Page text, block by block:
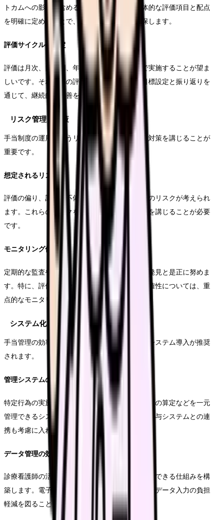
トカムへの影響も含める必要があります。具体的な評価項目と配点
を明確に定めることで、公平性と透明性を確保します。
評価サイクルの設定
評価は月次、四半期、年次など、複数の期間で実施することが望ま
しいです。それぞれの評価サイクルにおける目標設定と振り返りを
通じて、継続的な改善を図ります。
リスク管理と対策
手当制度の運用に伴うリスクを特定し、適切な対策を講じることが
重要です。
想定されるリスク
評価の偏り、記録の不備、支給額の誤算定などのリスクが考えられ
ます。これらのリスクを事前に特定し、防止策を講じることが必要
です。
モニタリング体制
定期的な監査やチェックを実施し、問題の早期発見と是正に努めま
す。特に、評価プロセスの適切性と支給額の正確性については、重
点的なモニタリングが必要です。
システム化と効率化
手当管理の効率化と正確性向上のため、適切なシステム導入が推奨
されます。
管理システムの選定
特定行為の実施記録、評価データの集計、支給額の算定などを一元
管理できるシステムを導入します。既存の人事給与システムとの連
携も考慮に入れる必要があります。
データ管理の効率化
診療看護師の活動データを効率的に収集し、分析できる仕組みを構
築します。電子カルテシステムとの連携により、データ入力の負担
軽減を図ることも重要です。